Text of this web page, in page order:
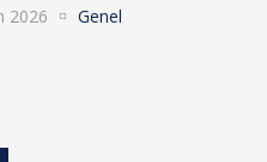
2026
Genel